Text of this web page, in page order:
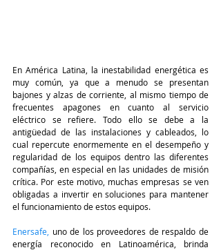
En América Latina, la inestabilidad energética es
muy común, ya que a menudo se presentan
bajones y alzas de corriente, al mismo tiempo de
frecuentes apagones en cuanto al servicio
eléctrico se refiere. Todo ello se debe a la
antigüedad de las instalaciones y cableados, lo
cual repercute enormemente en el desempeño y
regularidad de los equipos dentro las diferentes
compañías, en especial en las unidades de misión
crítica. Por este motivo, muchas empresas se ven
obligadas a invertir en soluciones para mantener
el funcionamiento de estos equipos.
Enersafe uno de los proveedores de respaldo de
energía reconocido en Latinoamérica, brinda